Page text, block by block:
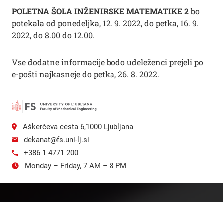
POLETNA ŠOLA INŽENIRSKE MATEMATIKE 2bo
potekala od ponedeljka, 12. 9. 2022, do petka, 16. 9.
2022, do 8.00 do 12.00.
Vse dodatne informacije bodo udeleženci prejeli po
e-pošti najkasneje do petka, 26. 8. 2022.
Aškerčeva cesta 6,1000 Ljubljana
dekanat@fs.uni-lj.si
+386 1 4771 200
Monday – Friday, 7 AM – 8 PM